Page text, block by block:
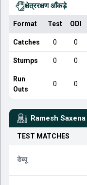
क्षेत्ररक्षण आँकड़े
Format Test ODI
Catches 0 0
Stumps 0 0
Run
Outs
0 0
Ramesh Saxena
TEST MATCHES
डेब्यू